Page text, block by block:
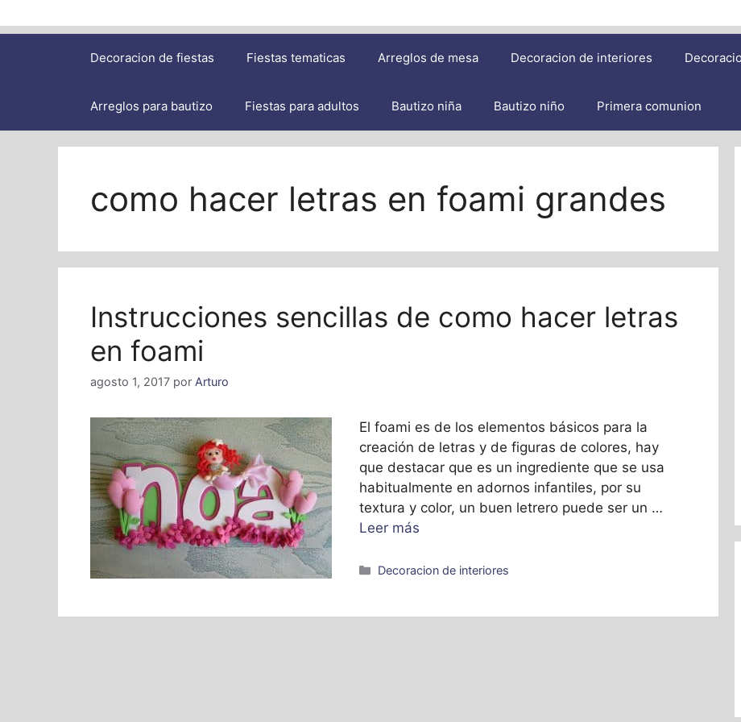
Decoracion de fiestas Fiestas tematicas Arreglos de mesa Decoracion de interiores
Arreglos para bautizo Fiestas para adultos Bautizo niña Bautizo niño Primera comunion
como hacer letras en foami grandes
Instrucciones sencillas de como hacer letras
en foami
agosto 1, 2017 por Arturo
El foami es de los elementos básicos para la
creación de letras y de figuras de colores, hay
que destacar que es un ingrediente que se usa
habitualmente en adornos infantiles, por su
textura y color, un buen letrero puede ser un …
Leer más
Categorías
Decoracion de interiores